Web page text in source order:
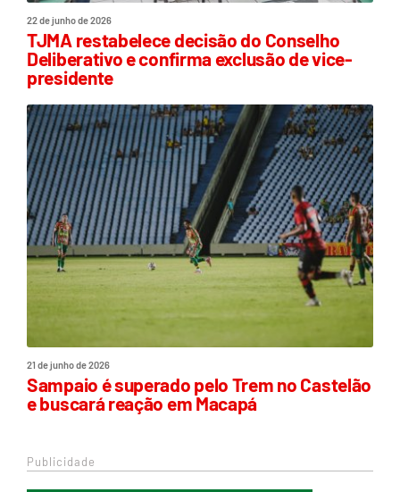
22 de junho de 2026
TJMA restabelece decisão do Conselho
Deliberativo e confirma exclusão de vice-
presidente
21 de junho de 2026
Sampaio é superado pelo Trem no Castelão
e buscará reação em Macapá
Publicidade